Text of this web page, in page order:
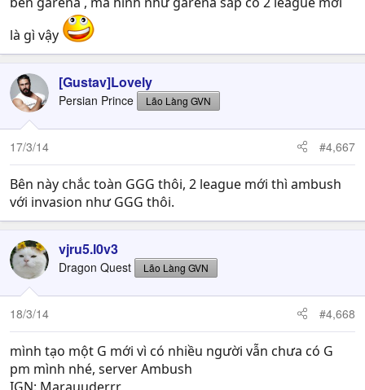
là gì vậy
[Gustav]Lovely
Persian Prince Lão Làng GVN
17/3/14 #4,667
Bên này chắc toàn GGG thôi, 2 league mới thì ambush
với invasion như GGG thôi.
vjru5.l0v3
Dragon Quest Lão Làng GVN
18/3/14 #4,668
mình tạo một G mới vì có nhiều người vẫn chưa có G
pm mình nhé, server Ambush
IGN: Marauuderrr